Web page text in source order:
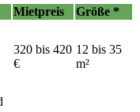
Mietpreis
Größe *
320 bis 420
€
12 bis 35
m²